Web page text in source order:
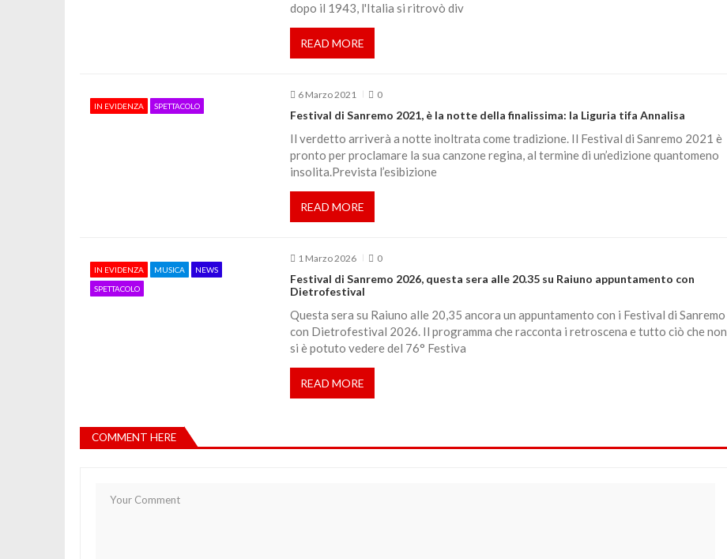
o
dopo il 1943, l'Italia si ritrovò div
READ MORE
IN EVIDENZA SPETTACOLO
6 Marzo 2021 0
Festival di Sanremo 2021, è la notte della finalissima: la Liguria tifa Annalisa
Il verdetto arriverà a notte inoltrata come tradizione. Il Festival di Sanremo 2021 è
pronto per proclamare la sua canzone regina, al termine di un’edizione quantomeno
insolita.Prevista l’esibizione
READ MORE
IN EVIDENZA MUSICA
NEWS
SPETTACOLO
1 Marzo 2026 0
Festival di Sanremo 2026, questa sera alle 20.35 su Raiuno appuntamento con
Dietrofestival
Questa sera su Raiuno alle 20,35 ancora un appuntamento con i Festival di Sanremo
con Dietrofestival 2026. Il programma che racconta i retroscena e tutto ciò che non
si è potuto vedere del 76° Festiva
READ MORE
COMMENT HERE